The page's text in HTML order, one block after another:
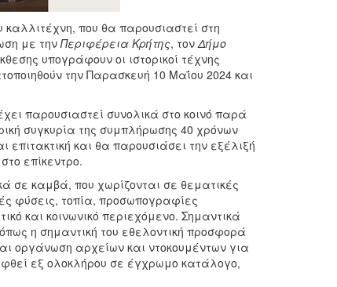
καλλιτέχνη, που θα παρουσιαστεί στη
με τηνΠεριφέρεια Κρήτης, τονΔήμο
υπογράφουν οι ιστορικοί τέχνης
την Παρασκευή 10 Μαΐου 2024 και
παρουσιαστεί συνολικά στο κοινό παρά
συγκυρία της συμπλήρωσης 40 χρόνων
επιτακτική και θα παρουσιάσει την εξέλιξή
επίκεντρο.
σε καμβά, που χωρίζονται σε θεματικές
φύσεις, τοπία, προσωπογραφίες
και κοινωνικό περιεχόμενο. Σημαντικά
η σημαντική του εθελοντική προσφορά
οργάνωση αρχείων και ντοκουμέντων για
εξ ολοκλήρου σε έγχρωμο κατάλογο,